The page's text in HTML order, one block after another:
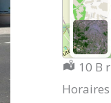
10 B
Horaires